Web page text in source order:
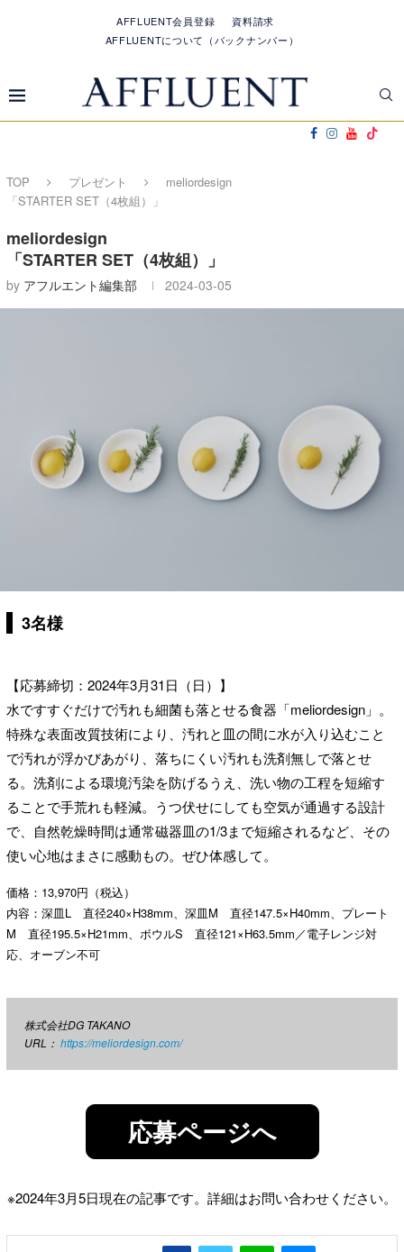
AFFLUENT会員登録
資料請求
AFFLUENTについて（バックナンバー）
TOP プレゼント
meliordesign
「STARTER SET（4枚組）」
meliordesign
「STARTER SET（4枚組）」
by アフルエント編集部 2024-03-05
3名様
【応募締切：2024年3月31日（日）】
水ですすぐだけで汚れも細菌も落とせる食器「meliordesign」。
特殊な表面改質技術により、汚れと皿の間に水が入り込むこと
で汚れが浮かびあがり、落ちにくい汚れも洗剤無しで落とせ
る。洗剤による環境汚染を防げるうえ、洗い物の工程を短縮す
ることで手荒れも軽減。うつ伏せにしても空気が通過する設計
で、自然乾燥時間は通常磁器皿の1/3まで短縮されるなど、その
使い心地はまさに感動もの。ぜひ体感して。
価格：13,970円（税込）
内容：深皿L 直径240×H38mm、深皿M 直径147.5×H40mm、プレート
M 直径195.5×H21mm、ボウルS 直径121×H63.5mm／電子レンジ対
応、オーブン不可
株式会社DG TAKANO
URL： https://meliordesign.com/
応募ページへ
※2024年3月5日現在の記事です。詳細はお問い合わせください。